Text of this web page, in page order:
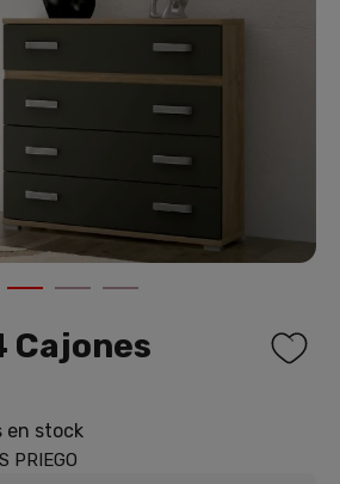
Cajones
en stock
PRIEGO